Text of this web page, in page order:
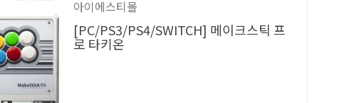
아이에스티몰
[PC/PS3/PS4/SWITCH] 메이크스틱 프
로 타키온